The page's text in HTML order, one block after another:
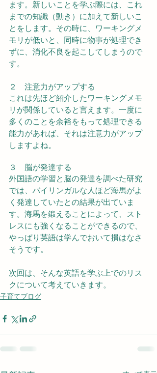
ます。新しいことを学ぶ際には、これ
までの知識（動き）に加えて新しいこ
とをします。その時に、ワーキングメ
モリが低いと、同時に物事が処理でき
ずに、消化不良を起こしてしまうので
す。
２　注意力がアップする
これは先ほど紹介したワーキングメモ
リが関係していると言えます。一度に
多くのことを余裕をもって処理できる
能力があれば、それは注意力がアップ
しますよね。
３　脳が発達する
外国語の学習と脳の発達を調べた研究
では、バイリンガルな人ほど海馬がよ
く発達していたとの結果が出ていま
す。海馬を鍛えることによって、スト
レスにも強くなることができるので、
やっぱり英語は学んでおいて損はなさ
そうです。
次回は、そんな英語を学ぶ上でのリス
クについて考えていきます。
子育てブログ